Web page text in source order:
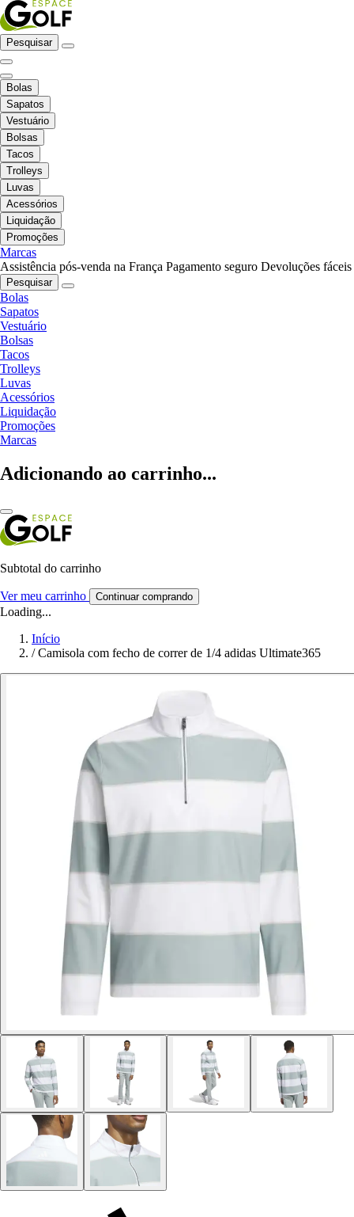
Pesquisar
Bolas
Sapatos
Vestuário
Bolsas
Tacos
Trolleys
Luvas
Acessórios
Liquidação
Promoções
Marcas
Assistência pós-venda na França Pagamento seguro Devoluções fáceis
Pesquisar
Bolas
Sapatos
Vestuário
Bolsas
Tacos
Trolleys
Luvas
Acessórios
Liquidação
Promoções
Marcas
Adicionando ao carrinho...
Subtotal do carrinho
Ver meu carrinho Continuar comprando
Loading...
Início
/ Camisola com fecho de correr de 1/4 adidas Ultimate365